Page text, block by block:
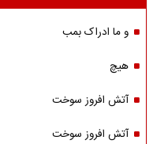
و ما ادراک بمب
هیچ
آتش افروز سوخت
آتش افروز سوخت